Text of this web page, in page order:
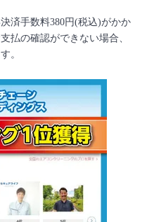
済手数料380円(税込)がかか
払の確認ができない場合、
。